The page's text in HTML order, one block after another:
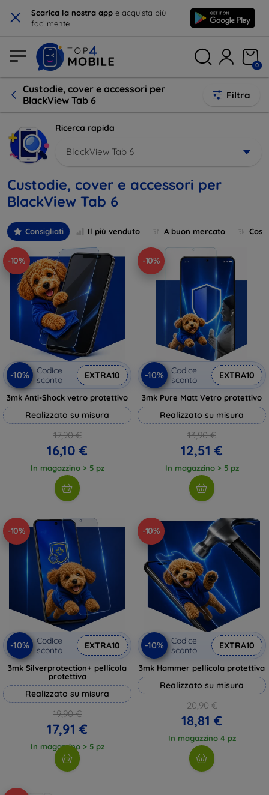
× Scarica la nostra app e acquista più
facilmente
0
Custodie, cover e accessori per
BlackView Tab 6
Filtra
Ricerca rapida
BlackView Tab 6
Custodie, cover e accessori per
BlackView Tab 6
Consigliati Il più venduto A buon mercato
-10%
-10%
Codice
sconto
EXTRA10
3mk Anti-Shock vetro protettivo
Realizzato su misura
17,90 €
16,10 €
In magazzino > 5 pz
-10%
-10%
Codice
sconto
EXTRA10
3mk Pure Matt Vetro protettivo
Realizzato su misura
13,90 €
12,51 €
In magazzino > 5 pz
-10%
-10%
Codice
sconto
EXTRA10
3mk Silverprotection+ pellicola
protettiva
Realizzato su misura
19,90 €
17,91 €
In magazzino > 5 pz
-10%
-10%
Codice
sconto
EXTRA10
3mk Hammer pellicola protettiva
Realizzato su misura
20,90 €
18,81 €
In magazzino 4 pz